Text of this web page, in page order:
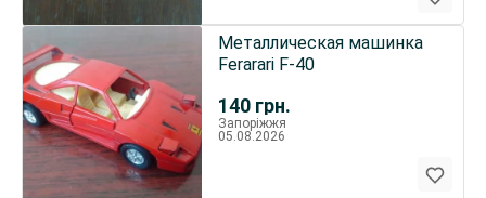
140 грн.
Металлическая машинка
Ferarari F-40
Запоріжжя
05.08.2026